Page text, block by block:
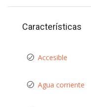
Características
Accesible
Agua corriente